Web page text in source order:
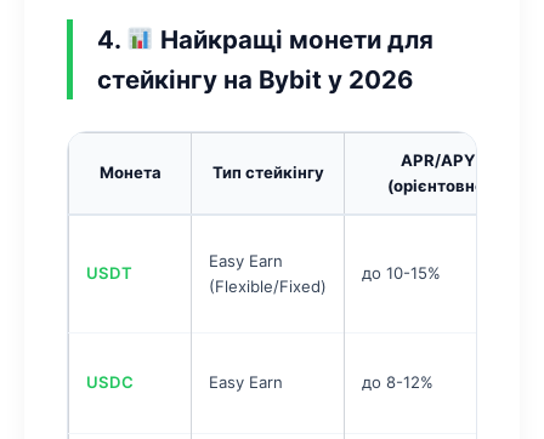
4.
Найкращі монети для
стейкінгу на Bybit у 2026
Монета Тип стейкінгу
APR/APY
(орієнтовно)
USDT
Easy Earn
(Flexible/Fixed)
до 10-15%
USDC Easy Earn до 8-12%